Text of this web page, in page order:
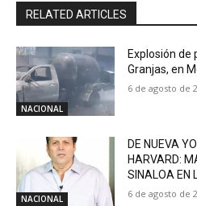
RELATED ARTICLES
NACIONAL
Explosión de
Granjas, en
6 de agosto de
NACIONAL
DE NUEVA
HARVARD:
SINALOA EN
6 de agosto de